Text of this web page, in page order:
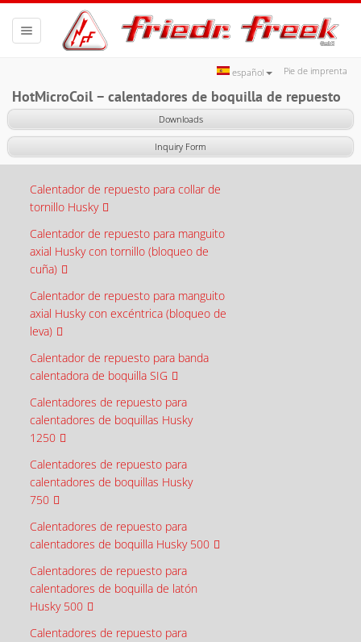
Pie de imprenta
español
Toggle
navigation
HotMicroCoil − calentadores de boquilla de repuesto
Downloads
Inquiry Form
Calentador de repuesto para collar de
tornillo Husky
Calentador de repuesto para manguito
axial Husky con tornillo (bloqueo de
cuña)
Calentador de repuesto para manguito
axial Husky con excéntrica (bloqueo de
leva)
Calentador de repuesto para banda
calentadora de boquilla SIG
Calentadores de repuesto para
calentadores de boquillas Husky
1250
Calentadores de repuesto para
calentadores de boquillas Husky
750
Calentadores de repuesto para
calentadores de boquilla Husky 500
Calentadores de repuesto para
calentadores de boquilla de latón
Husky 500
Calentadores de repuesto para